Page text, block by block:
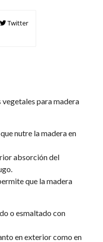
Twitter
para madera
nutre la madera en
absorción del
que la madera
o esmaltado con
en exterior como en